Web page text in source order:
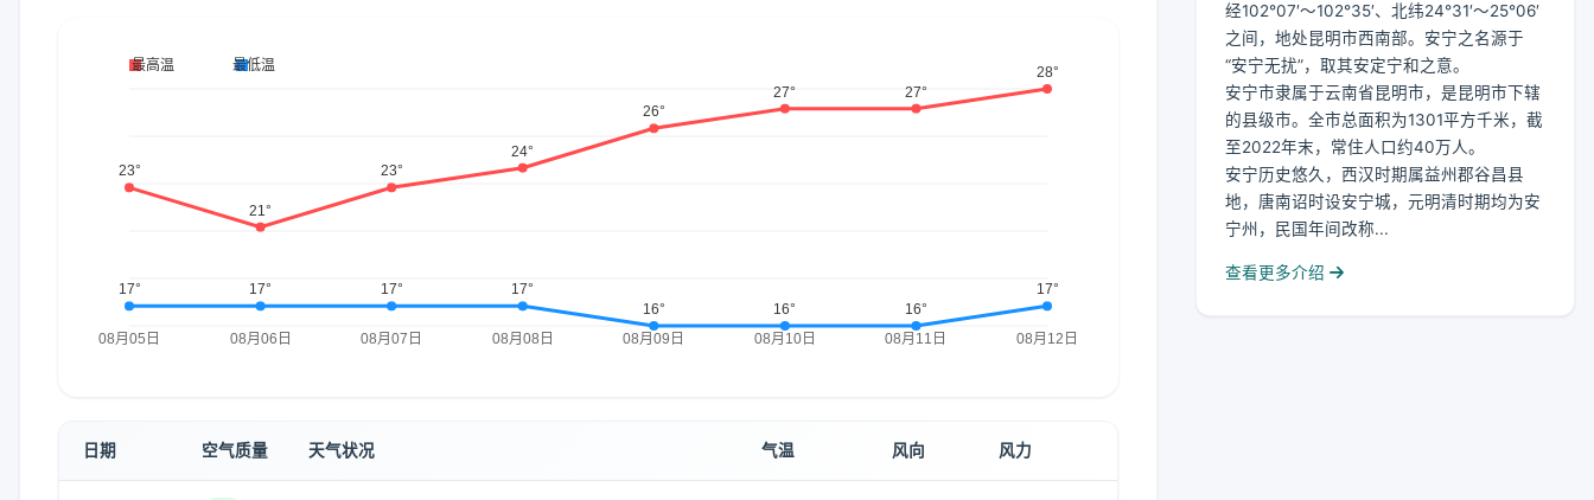
日期 空气质量 天气状况 气温 风向 风力
经102°07′～102°35′、北纬24°31′～25°06′
之间，地处昆明市西南部。安宁之名源于
“安宁无扰”，取其安定宁和之意。
安宁市隶属于云南省昆明市，是昆明市下辖
的县级市。全市总面积为1301平方千米，截
至2022年末，常住人口约40万人。
安宁历史悠久，西汉时期属益州郡谷昌县
地，唐南诏时设安宁城，元明清时期均为安
宁州，民国年间改称...
查看更多介绍